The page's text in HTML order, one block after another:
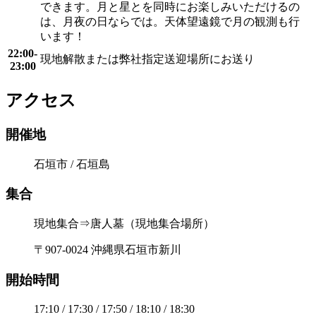
できます。月と星とを同時にお楽しみいただけるの
は、月夜の日ならでは。天体望遠鏡で月の観測も行
います！
22:00-
23:00
現地解散または弊社指定送迎場所にお送り
アクセス
開催地
石垣市 / 石垣島
集合
現地集合⇒唐人墓（現地集合場所）
〒907-0024 沖縄県石垣市新川
開始時間
17:10 / 17:30 / 17:50 / 18:10 / 18:30